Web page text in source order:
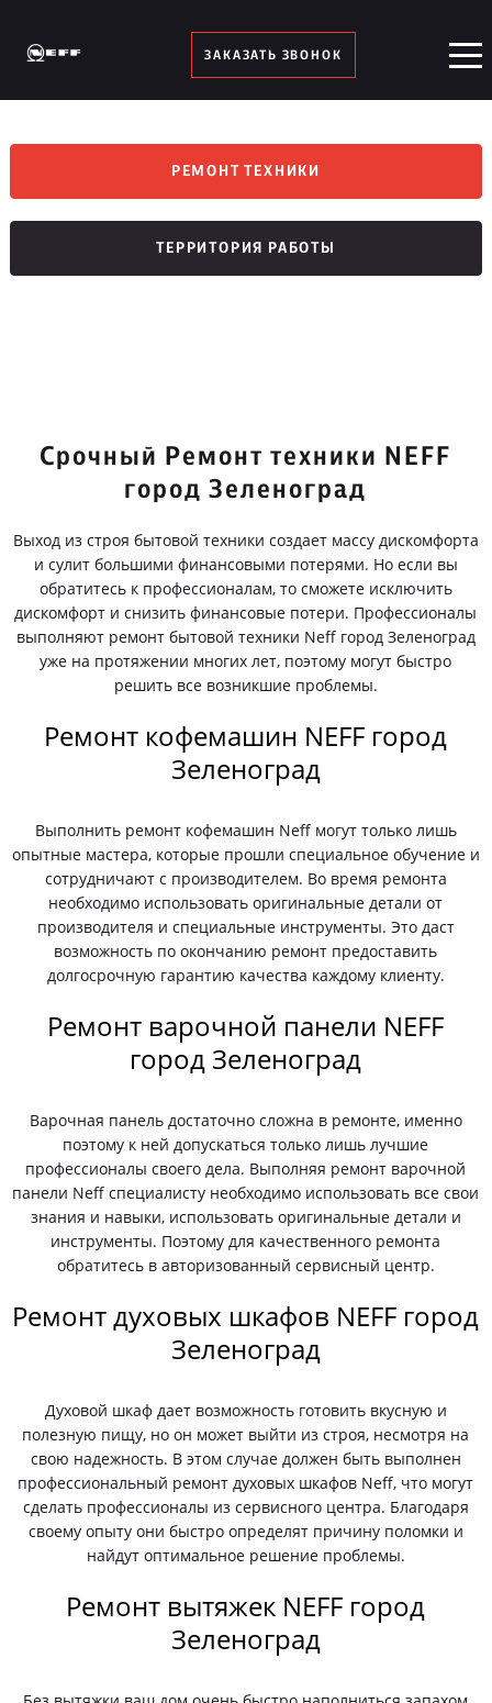
ЗАКАЗАТЬ ЗВОНОК
РЕМОНТ ТЕХНИКИ
ТЕРРИТОРИЯ РАБОТЫ
Срочный Ремонт техники NEFF
город Зеленоград
Выход из строя бытовой техники создает массу дискомфорта
и сулит большими финансовыми потерями. Но если вы
обратитесь к профессионалам, то сможете исключить
дискомфорт и снизить финансовые потери. Профессионалы
выполняют ремонт бытовой техники Neff город Зеленоград
уже на протяжении многих лет, поэтому могут быстро
решить все возникшие проблемы.
Ремонт кофемашин NEFF город
Зеленоград
Выполнить ремонт кофемашин Neff могут только лишь
опытные мастера, которые прошли специальное обучение и
сотрудничают с производителем. Во время ремонта
необходимо использовать оригинальные детали от
производителя и специальные инструменты. Это даст
возможность по окончанию ремонт предоставить
долгосрочную гарантию качества каждому клиенту.
Ремонт варочной панели NEFF
город Зеленоград
Варочная панель достаточно сложна в ремонте, именно
поэтому к ней допускаться только лишь лучшие
профессионалы своего дела. Выполняя ремонт варочной
панели Neff специалисту необходимо использовать все свои
знания и навыки, использовать оригинальные детали и
инструменты. Поэтому для качественного ремонта
обратитесь в авторизованный сервисный центр.
Ремонт духовых шкафов NEFF город
Зеленоград
Духовой шкаф дает возможность готовить вкусную и
полезную пищу, но он может выйти из строя, несмотря на
свою надежность. В этом случае должен быть выполнен
профессиональный ремонт духовых шкафов Neff, что могут
сделать профессионалы из сервисного центра. Благодаря
своему опыту они быстро определят причину поломки и
найдут оптимальное решение проблемы.
Ремонт вытяжек NEFF город
Зеленоград